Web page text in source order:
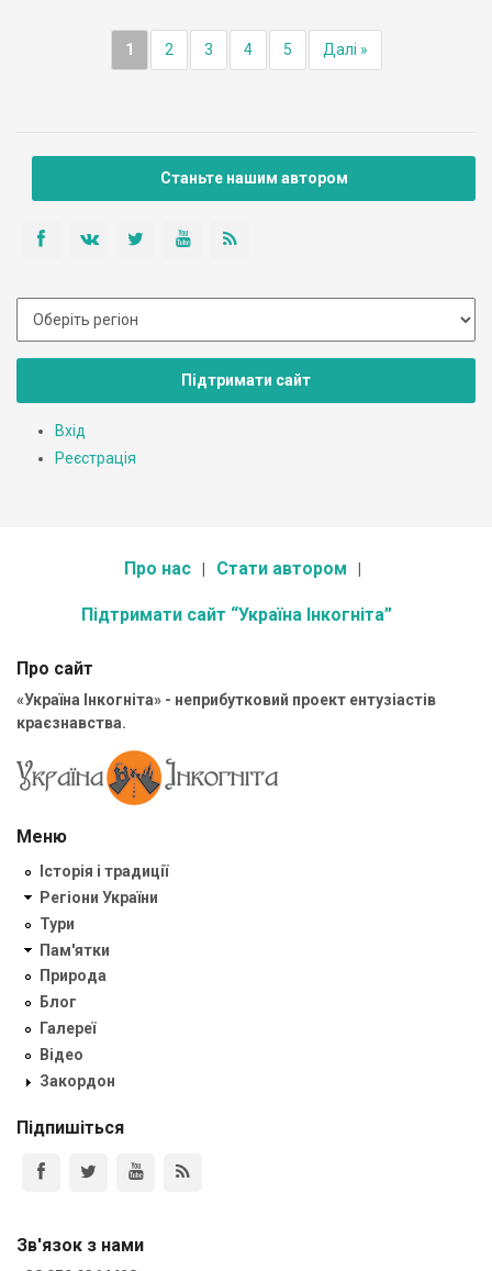
1 2 3 4 5 Далі »
Станьте нашим автором
Підтримати сайт
Вхід
Реєстрація
Про нас Стати автором
Підтримати сайт “Україна Інкогніта”
Про сайт
«Україна Інкогніта» - неприбутковий проект ентузіастів
краєзнавства.
Меню
Історія і традиції
Регіони України
Тури
Пам'ятки
Природа
Блог
Галереї
Відео
Закордон
Підпишіться
Зв'язок з нами